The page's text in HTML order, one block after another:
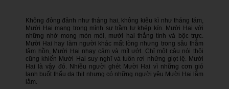
Không đỏng đảnh như tháng hai, không kiêu kì như tháng tám,
Mười Hai mang trong mình sự trầm tư khép kín. Mười Hai với
những nhớ mong mòn mỏi, mười hai thẳng tính và bộc trực.
Mười Hai hay làm người khác mất lòng nhưng trong sâu thẳm
tâm hồn, Mười Hai nhạy cảm và mít ướt. Chỉ một câu nói thôi
cũng khiến Mười Hai suy nghĩ và tuôn rơi những giọt lệ. Mười
Hai là vậy đó. Nhiều người ghét Mười Hai vì những cơn gió
lạnh buốt thấu da thịt nhưng có những người yêu Mười Hai lắm
lắm.